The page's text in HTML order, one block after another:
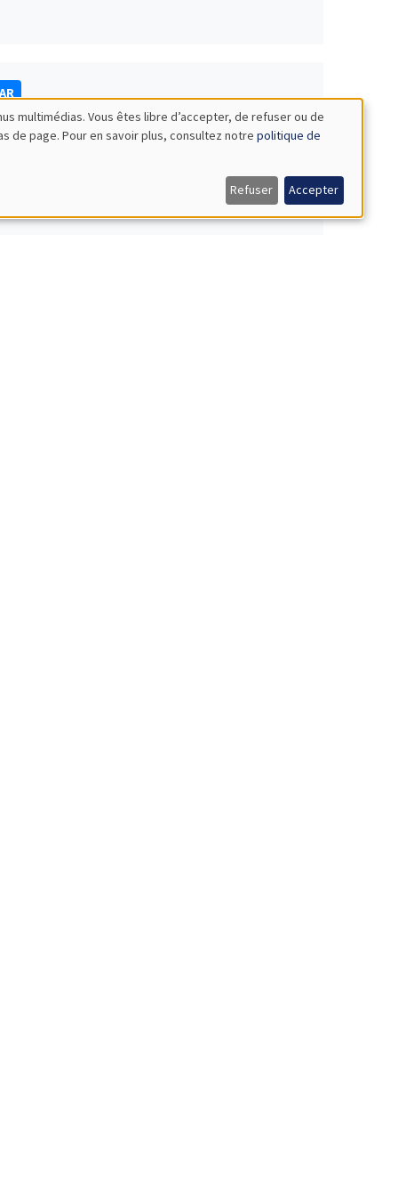
multimédias. Vous êtes libre d’accepter, de refuser ou de
de page. Pour en savoir plus, consultez notre politique de
Refuser Accepter